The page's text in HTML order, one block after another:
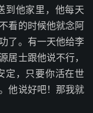
到他家里，他每天
看的时候他就念阿
了。有一天他给李
居士跟他说不行，
定，只要你活在世
他说好吧！那我就